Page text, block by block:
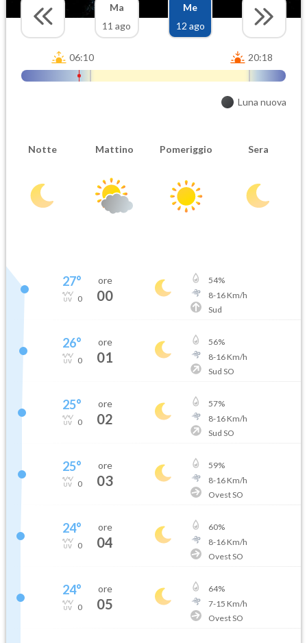
Ma
11 ago
Me
12 ago
06:10 20:18
Luna nuova
Notte Mattino Pomeriggio Sera
27°
0
ore
00
54%
8-16Km/h
Sud
26°
0
ore
01
56%
8-16Km/h
Sud SO
25°
0
ore
02
57%
8-16Km/h
Sud SO
25°
0
ore
03
59%
8-16Km/h
Ovest SO
24°
0
ore
04
60%
8-16Km/h
Ovest SO
24°
0
ore
05
64%
7-15 Km/h
Ovest SO